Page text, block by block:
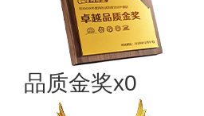
品质金奖x0